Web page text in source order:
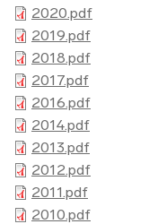
2020.pdf
2019.pdf
2018.pdf
2017.pdf
2016.pdf
2014.pdf
2013.pdf
2012.pdf
2011.pdf
2010.pdf